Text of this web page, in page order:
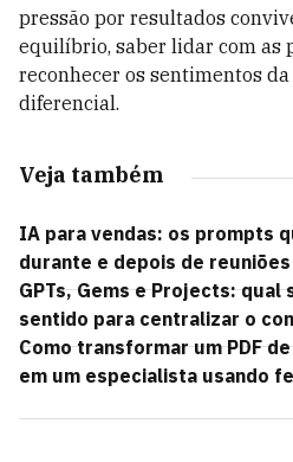
pressão por resultados
equilíbrio, saber lidar com as
reconhecer os sentimentos
diferencial.
Veja também
IA para vendas: os prompts
durante e depois de
GPTs, Gems e Projects: qual
sentido para centralizar o
Como transformar um PDF
em um especialista usando